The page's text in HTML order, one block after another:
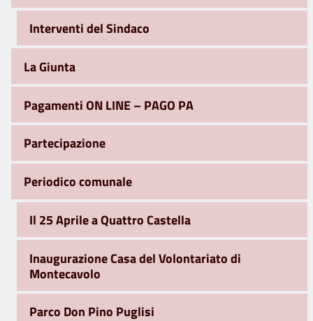
Interventi del Sindaco
La Giunta
Pagamenti ON LINE – PAGO PA
Partecipazione
Periodico comunale
Il 25 Aprile a Quattro Castella
Inaugurazione Casa del Volontariato di
Montecavolo
Parco Don Pino Puglisi